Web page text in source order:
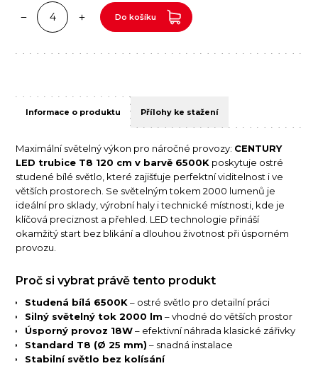
Do košíku
Informace o produktu Přílohy ke stažení
Maximální světelný výkon pro náročné provozy: CENTURY
LED trubice T8 120 cm v barvě 6500K poskytuje ostré
studené bílé světlo, které zajišťuje perfektní viditelnost i ve
větších prostorech. Se světelným tokem 2000 lumenů je
ideální pro sklady, výrobní haly i technické místnosti, kde je
klíčová preciznost a přehled. LED technologie přináší
okamžitý start bez blikání a dlouhou životnost při úsporném
provozu.
Proč si vybrat právě tento produkt
Studená bílá 6500K – ostré světlo pro detailní práci
Silný světelný tok 2000 lm – vhodné do větších prostor
Úsporný provoz 18W– efektivní náhrada klasické zářivky
Standard T8 (Ø 25 mm) – snadná instalace
Stabilní světlo bez kolísání